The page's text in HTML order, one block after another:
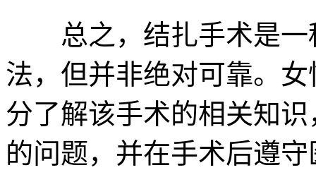
总之，结扎手术是一
法，但并非绝对可靠。
分了解该手术的相关知
的问题，并在手术后遵